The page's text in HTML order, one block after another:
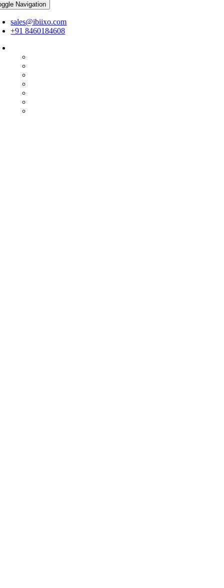
Navigation
sales@ibiixo.com
+91 8460184608